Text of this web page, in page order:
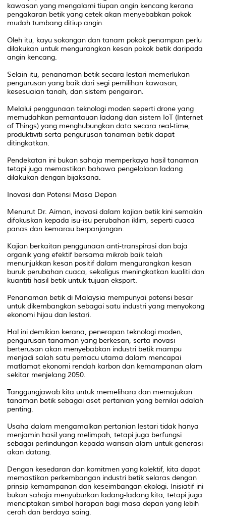
kawasan yang mengalami tiupan angin kencang kerana
pengakaran betik yang cetek akan menyebabkan pokok
mudah tumbang ditiup angin.
Oleh itu, kayu sokongan dan tanam pokok penampan perlu
dilakukan untuk mengurangkan kesan pokok betik daripada
angin kencang.
Selain itu, penanaman betik secara lestari memerlukan
pengurusan yang baik dari segi pemilihan kawasan,
kesesuaian tanah, dan sistem pengairan.
Melalui penggunaan teknologi moden seperti drone yang
memudahkan pemantauan ladang dan sistem IoT (Internet
of Things) yang menghubungkan data secara real-time,
produktiviti serta pengurusan tanaman betik dapat
ditingkatkan.
Pendekatan ini bukan sahaja memperkaya hasil tanaman
tetapi juga memastikan bahawa pengelolaan ladang
dilakukan dengan bijaksana.
Inovasi dan Potensi Masa Depan
Menurut Dr. Aiman, inovasi dalam kajian betik kini semakin
difokuskan kepada isu-isu perubahan iklim, seperti cuaca
panas dan kemarau berpanjangan.
Kajian berkaitan penggunaan anti-transpirasi dan baja
organik yang efektif bersama mikrob baik telah
menunjukkan kesan positif dalam mengurangkan kesan
buruk perubahan cuaca, sekaligus meningkatkan kualiti dan
kuantiti hasil betik untuk tujuan eksport.
Penanaman betik di Malaysia mempunyai potensi besar
untuk dikembangkan sebagai satu industri yang menyokong
ekonomi hijau dan lestari.
Hal ini demikian kerana, penerapan teknologi moden,
pengurusan tanaman yang berkesan, serta inovasi
berterusan akan menyebabkan industri betik mampu
menjadi salah satu pemacu utama dalam mencapai
matlamat ekonomi rendah karbon dan kemampanan alam
sekitar menjelang 2050.
Tanggungjawab kita untuk memelihara dan memajukan
tanaman betik sebagai aset pertanian yang bernilai adalah
penting.
Usaha dalam mengamalkan pertanian lestari tidak hanya
menjamin hasil yang melimpah, tetapi juga berfungsi
sebagai perlindungan kepada warisan alam untuk generasi
akan datang.
Dengan kesedaran dan komitmen yang kolektif, kita dapat
memastikan perkembangan industri betik selaras dengan
prinsip kemampanan dan keseimbangan ekologi. Inisiatif ini
bukan sahaja menyuburkan ladang-ladang kita, tetapi juga
menciptakan simbol harapan bagi masa depan yang lebih
cerah dan berdaya saing.